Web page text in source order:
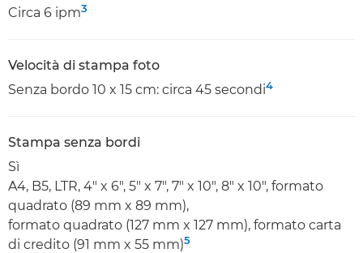
Circa 6 ipm3
Velocità di stampa foto
Senza bordo 10 x 15 cm: circa 45 secondi4
Stampa senza bordi
Sì
A4, B5, LTR, 4" x 6", 5" x 7", 7" x 10", 8" x 10", formato
quadrato (89 mm x 89 mm),
formato quadrato (127 mm x 127 mm), formato carta
di credito (91 mm x 55 mm)5